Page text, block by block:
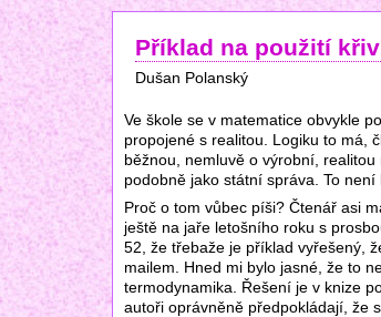
Příklad na použití
Dušan Polanský
Ve škole se v matematice obvykle
propojené s realitou. Logiku to má,
běžnou, nemluvě o výrobní,
podobně jako státní správa. To
Proč o tom vůbec píši? Čtenář asi
ještě na jaře letošního roku s
52, že třebaže je příklad vyřešený,
mailem. Hned mi bylo jasné, že to
termodynamika. Řešení je v knize
autoři oprávněně předpokládají, že